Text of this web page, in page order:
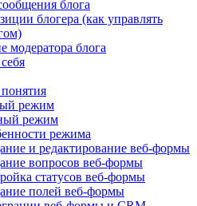
блога
блогера (как управлять
модератора блога
режим
режим
режима
и редактирование веб-формы
вопросов веб-формы
статусов веб-формы
полей веб-формы